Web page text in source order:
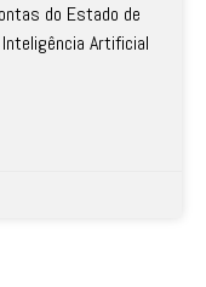
do Estado de
Artificial